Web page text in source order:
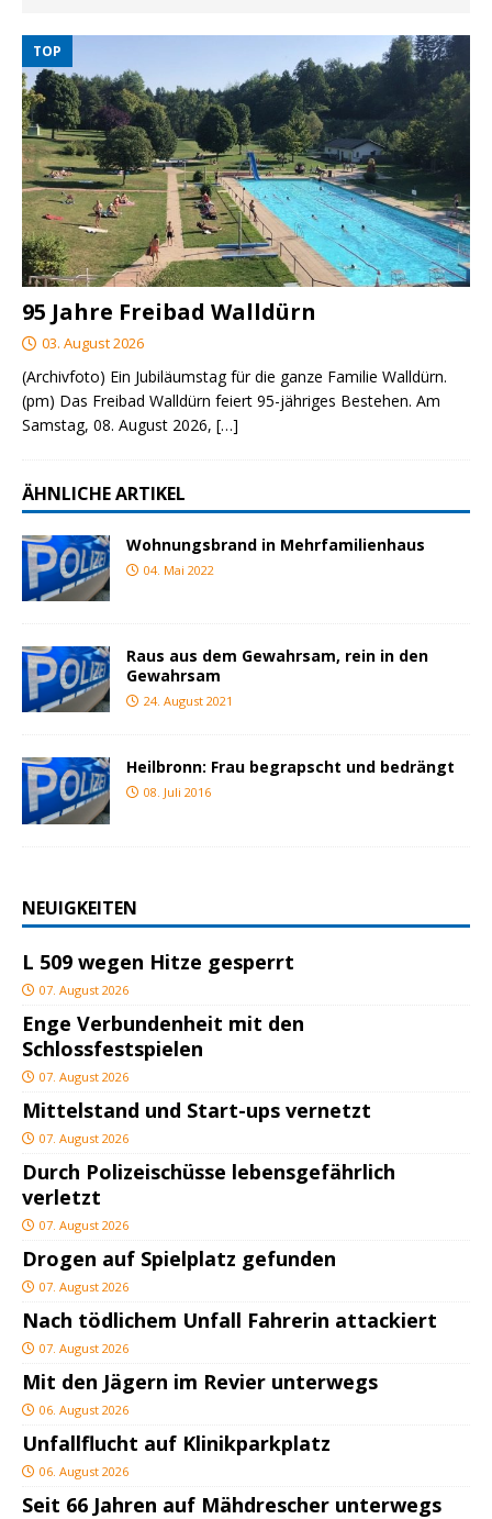
TOP
95 Jahre Freibad Walldürn
03. August 2026
(Archivfoto) Ein Jubiläumstag für die ganze Familie Walldürn.
(pm) Das Freibad Walldürn feiert 95-jähriges Bestehen. Am
Samstag, 08. August 2026, […]
ÄHNLICHE ARTIKEL
Wohnungsbrand in Mehrfamilienhaus
04. Mai 2022
Raus aus dem Gewahrsam, rein in den
Gewahrsam
24. August 2021
Heilbronn: Frau begrapscht und bedrängt
08. Juli 2016
NEUIGKEITEN
L 509 wegen Hitze gesperrt
07. August 2026
Enge Verbundenheit mit den
Schlossfestspielen
07. August 2026
Mittelstand und Start-ups vernetzt
07. August 2026
Durch Polizeischüsse lebensgefährlich
verletzt
07. August 2026
Drogen auf Spielplatz gefunden
07. August 2026
Nach tödlichem Unfall Fahrerin attackiert
07. August 2026
Mit den Jägern im Revier unterwegs
06. August 2026
Unfallflucht auf Klinikparkplatz
06. August 2026
Seit 66 Jahren auf Mähdrescher unterwegs